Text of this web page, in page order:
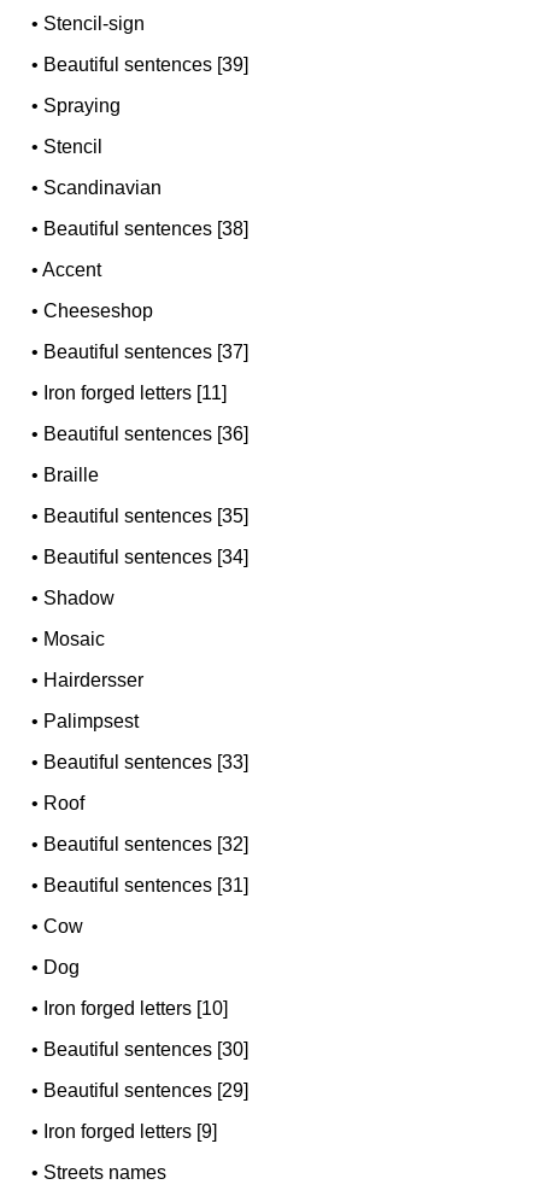
• Stencil-sign
• Beautiful sentences [39]
• Spraying
• Stencil
• Scandinavian
• Beautiful sentences [38]
•Accent
•Cheeseshop
• Beautiful sentences [37]
• Iron forged letters [11]
• Beautiful sentences [36]
• Braille
• Beautiful sentences [35]
• Beautiful sentences [34]
• Shadow
• Mosaic
• Hairdersser
• Palimpsest
• Beautiful sentences [33]
• Roof
• Beautiful sentences [32]
• Beautiful sentences [31]
•Cow
• Dog
• Iron forged letters [10]
• Beautiful sentences [30]
• Beautiful sentences [29]
• Iron forged letters [9]
• Streets names